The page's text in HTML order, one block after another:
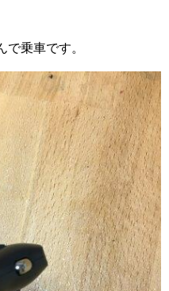
乗車です。